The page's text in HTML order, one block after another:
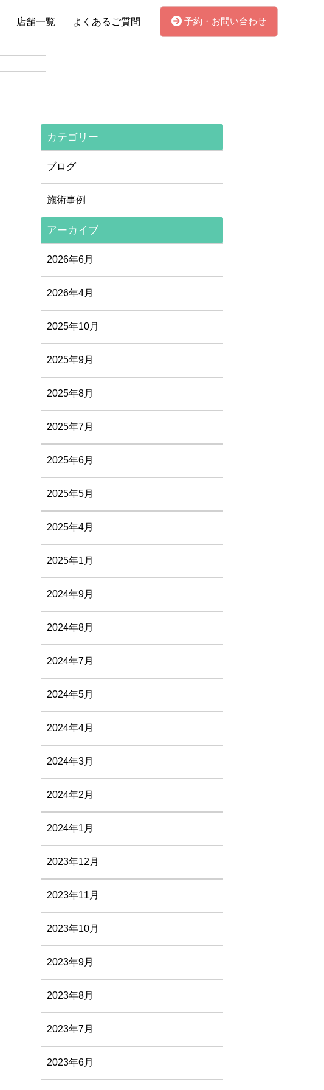
店舗一覧 よくあるご質問 予約・お問い合わせ
カテゴリー
ブログ
施術事例
アーカイブ
2026年6月
2026年4月
2025年10月
2025年9月
2025年8月
2025年7月
2025年6月
2025年5月
2025年4月
2025年1月
2024年9月
2024年8月
2024年7月
2024年5月
2024年4月
2024年3月
2024年2月
2024年1月
2023年12月
2023年11月
2023年10月
2023年9月
2023年8月
2023年7月
2023年6月